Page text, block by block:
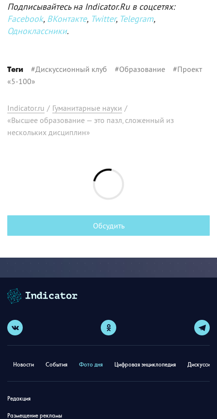
Подписывайтесь на Indicator.Ru в соцсетях:
Facebook, ВКонтакте, Twitter, Telegram,
Одноклассники.
Теги #Дискуссионный клуб #Образование #Проект
«5-100»
Indicator.ru / Гуманитарные науки /
«Высшее образование — это пазл, сложенный из
нескольких дисциплин»
Обсудить
Новости События Фото дня Цифровая энциклопедия
Редакция
Размещение рекламы